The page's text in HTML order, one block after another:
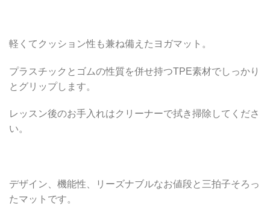
軽くてクッション性も兼ね備えたヨガマット。
プラスチックとゴムの性質を併せ持つTPE素材でしっかり
とグリップします。
レッスン後のお手入れはクリーナーで拭き掃除してくださ
い。
デザイン、機能性、リーズナブルなお値段と三拍子そろっ
たマットです。